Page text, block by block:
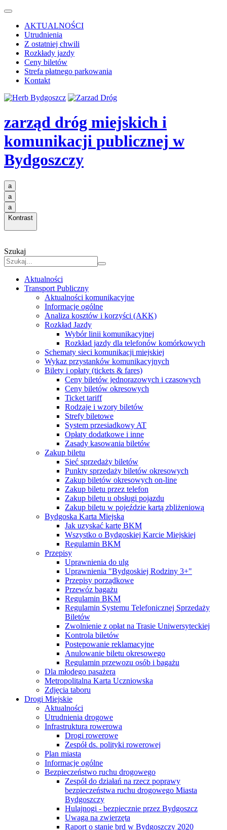
AKTUALNOŚCI
Utrudnienia
Z ostatniej chwili
Rozkłady jazdy
Ceny biletów
Strefa płatnego parkowania
Kontakt
zarząd dróg miejskich i
komunikacji publicznej w
Bydgoszczy
a
a
a
Kontrast
Szukaj
Aktualności
Transport Publiczny
Aktualności komunikacyjne
Informacje ogólne
Analiza kosztów i korzyści (AKK)
Rozkład Jazdy
Wybór linii komunikacyjnej
Rozkład jazdy dla telefonów komórkowych
Schematy sieci komunikacji miejskiej
Wykaz przystanków komunikacyjnych
Bilety i opłaty (tickets & fares)
Ceny biletów jednorazowych i czasowych
Ceny biletów okresowych
Ticket tariff
Rodzaje i wzory biletów
Strefy biletowe
System przesiadkowy AT
Opłaty dodatkowe i inne
Zasady kasowania biletów
Zakup biletu
Sieć sprzedaży biletów
Punkty sprzedaży biletów okresowych
Zakup biletów okresowych on-line
Zakup biletu przez telefon
Zakup biletu u obsługi pojazdu
Zakup biletu w pojeździe kartą zbliżeniową
Bydgoska Karta Miejska
Jak uzyskać kartę BKM
Wszystko o Bydgoskiej Karcie Miejskiej
Regulamin BKM
Przepisy
Uprawnienia do ulg
Uprawnienia "Bydgoskiej Rodziny 3+"
Przepisy porządkowe
Przewóz bagażu
Regulamin BKM
Regulamin Systemu Telefonicznej Sprzedaży
Biletów
Zwolnienie z opłat na Trasie Uniwersyteckiej
Kontrola biletów
Postępowanie reklamacyjne
Anulowanie biletu okresowego
Regulamin przewozu osób i bagażu
Dla młodego pasażera
Metropolitalna Karta Uczniowska
Zdjęcia taboru
Drogi Miejskie
Aktualności
Utrudnienia drogowe
Infrastruktura rowerowa
Drogi rowerowe
Zespół ds. polityki rowerowej
Plan miasta
Informacje ogólne
Bezpieczeństwo ruchu drogowego
Zespół do działań na rzecz poprawy
bezpieczeństwa ruchu drogowego Miasta
Bydgoszczy
Hulajnogi - bezpiecznie przez Bydgoszcz
Uwaga na zwierzęta
Raport o stanie brd w Bydgoszczy 2020